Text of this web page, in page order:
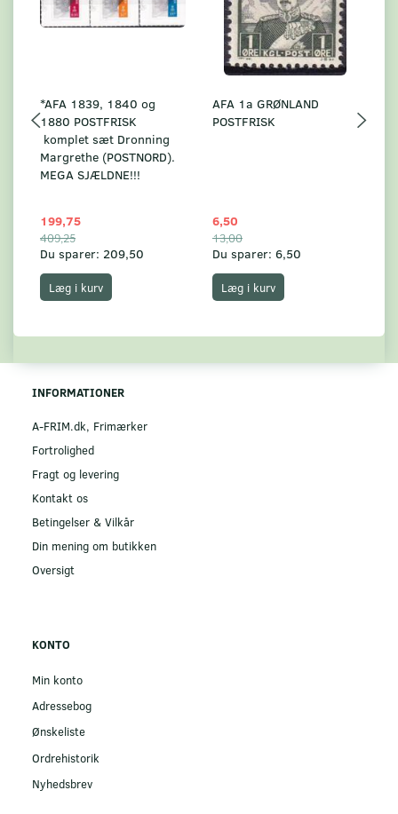
*AFA 1839, 1840 og
1880 POSTFRISK
komplet sæt Dronning
Margrethe (POSTNORD).
MEGA SJÆLDNE!!!
199,75
409,25
Du sparer: 209,50
Læg i kurv
AFA 1a GRØNLAND
POSTFRISK
6,50
13,00
Du sparer: 6,50
Læg i kurv
INFORMATIONER
A-FRIM.dk, Frimærker
Fortrolighed
Fragt og levering
Kontakt os
Betingelser & Vilkår
Din mening om butikken
Oversigt
KONTO
Min konto
Adressebog
Ønskeliste
Ordrehistorik
Nyhedsbrev